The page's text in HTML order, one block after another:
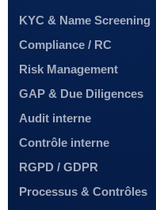
KYC & Name Screening
Compliance / RC
Risk Management
GAP & Due Diligences
Audit interne
Contrôle interne
RGPD / GDPR
Processus & Contrôles